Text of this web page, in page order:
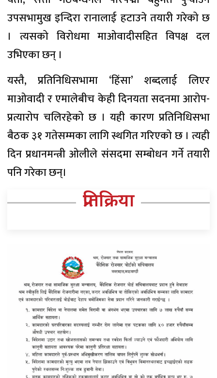
उपसभामुख इन्दिरा रानालाई हटाउने तयारी गरेको छ
। त्यसको विरोधमा माओवादीसहित विपक्ष दल
उभिएका छन् ।
यस्तै, प्रतिनिधिसभामा ‘हिंसा’ शब्दलाई लिएर
माओवादी र एमालेबीच केही दिनयता सदनमा आरोप-
प्रत्यारोप चलिरहेको छ । यही कारण प्रतिनिधिसभा
बैठक ३१ गतेसम्मका लागि स्थगित गरिएको छ । त्यही
दिन प्रधानमन्त्री ओलीले संसदमा सम्बोधन गर्ने तयारी
पनि गरेका छन्।
प्रतिक्रिया